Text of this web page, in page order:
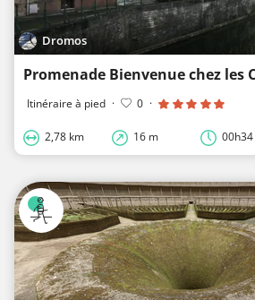
Dromos
Promenade Bienvenue chez les
Itinéraire à pied · 0 ·
2,78 km 16 m 00h34